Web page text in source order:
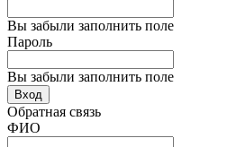
Вы забыли заполнить поле
Пароль
Вы забыли заполнить поле
Вход
Обратная связь
ФИО